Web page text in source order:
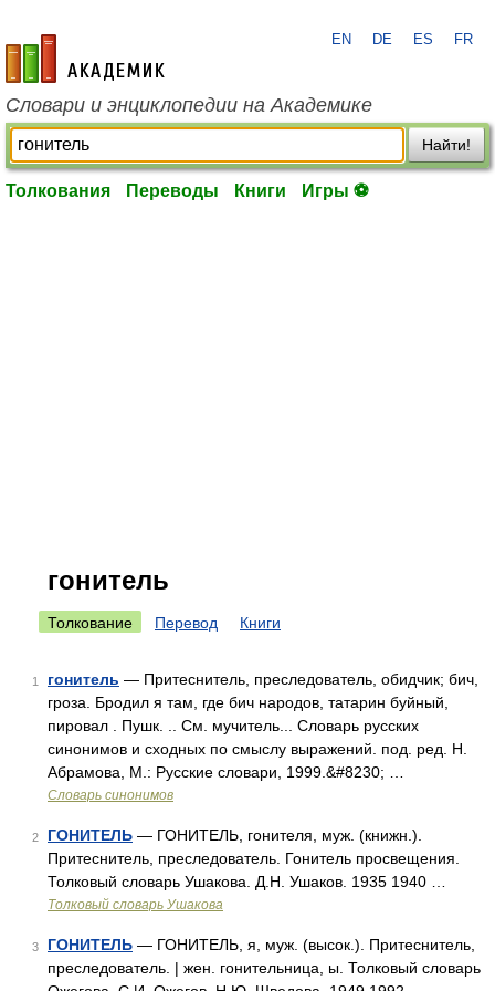
academic.ru
EN DE ES FR
Словари и энциклопедии на Академике
Найти!
Толкования Переводы Книги Игры ⚽
гонитель
Толкование Перевод Книги
1 гонитель — Притеснитель, преследователь, обидчик; бич,
гроза. Бродил я там, где бич народов, татарин буйный,
пировал . Пушк. .. См. мучитель... Словарь русских
синонимов и сходных по смыслу выражений. под. ред. Н.
Абрамова, М.: Русские словари, 1999.&#8230; …
Словарь синонимов
2 ГОНИТЕЛЬ — ГОНИТЕЛЬ, гонителя, муж. (книжн.).
Притеснитель, преследователь. Гонитель просвещения.
Толковый словарь Ушакова. Д.Н. Ушаков. 1935 1940 …
Толковый словарь Ушакова
3 ГОНИТЕЛЬ — ГОНИТЕЛЬ, я, муж. (высок.). Притеснитель,
преследователь. | жен. гонительница, ы. Толковый словарь